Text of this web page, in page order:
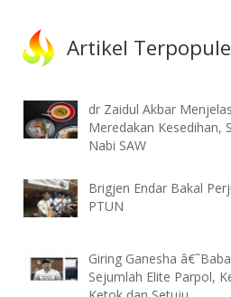
Artikel
dr Zaidul Akbar
Meredakan Kesedihan,
Nabi SAW
Brigjen Endar Bakal
PTUN
Giring Ganesha
Sejumlah Elite Parpol,